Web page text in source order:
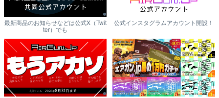
最新商品のお知らせなどは公式X（Twit
ter）でも
公式インスタグラムアカウント開設！